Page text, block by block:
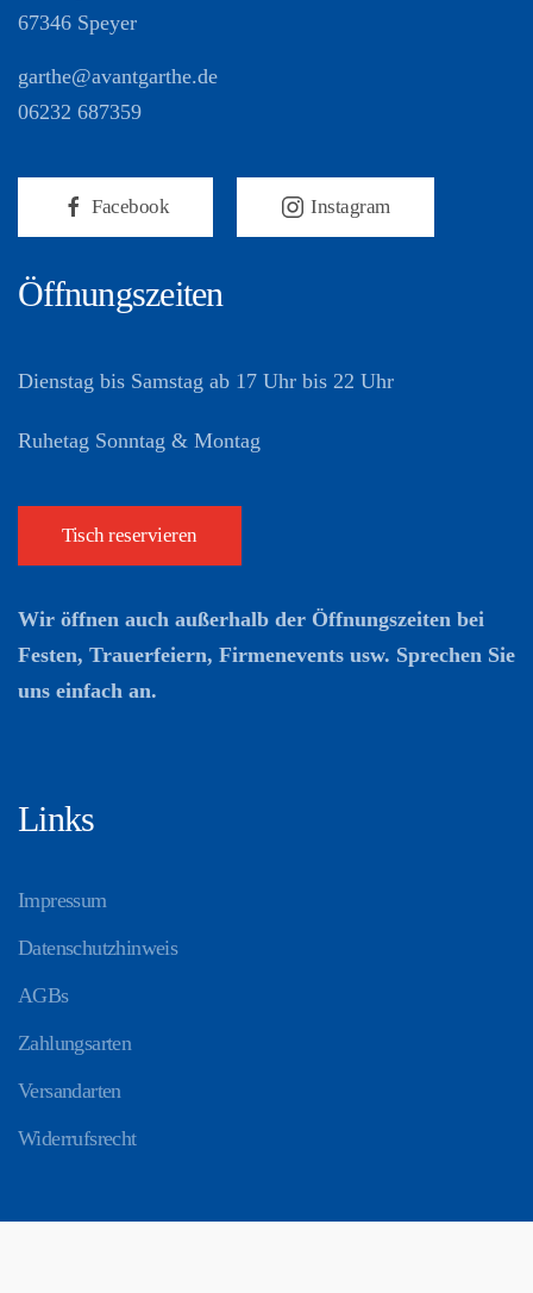
67346 Speyer
garthe@avantgarthe.de
06232 687359
Facebook Instagram
Öffnungszeiten
Dienstag bis Samstag ab 17 Uhr bis 22 Uhr
Ruhetag Sonntag & Montag
Tisch reservieren
Wir öffnen auch außerhalb der Öffnungszeiten bei
Festen, Trauerfeiern, Firmenevents usw. Sprechen Sie
uns einfach an.
Links
Impressum
Datenschutzhinweis
AGBs
Zahlungsarten
Versandarten
Widerrufsrecht